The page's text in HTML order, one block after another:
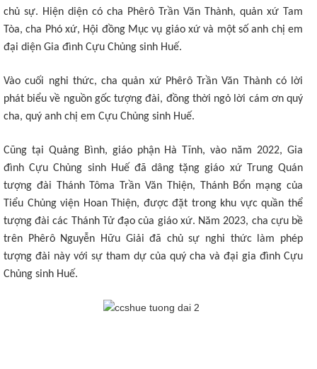
chủ sự. Hiện diện có cha Phêrô Trần Văn Thành, quản xứ Tam
Tòa, cha Phó xứ, Hội đồng Mục vụ giáo xứ và một số anh chị em
đại diện Gia đình Cựu Chủng sinh Huế.
Vào cuối nghi thức, cha quản xứ Phêrô Trần Văn Thành có lời
phát biểu về nguồn gốc tượng đài, đồng thời ngỏ lời cám ơn quý
cha, quý anh chị em Cựu Chủng sinh Huế.
Cũng tại Quảng Bình, giáo phận Hà Tĩnh, vào năm 2022, Gia
đình Cựu Chủng sinh Huế đã dâng tặng giáo xứ Trung Quán
tượng đài Thánh Tôma Trần Văn Thiện, Thánh Bổn mạng của
Tiểu Chủng viện Hoan Thiện, được đặt trong khu vực quần thể
tượng đài các Thánh Tử đạo của giáo xứ. Năm 2023, cha cựu bề
trên Phêrô Nguyễn Hữu Giải đã chủ sự nghi thức làm phép
tượng đài này với sự tham dự của quý cha và đại gia đình Cựu
Chủng sinh Huế.